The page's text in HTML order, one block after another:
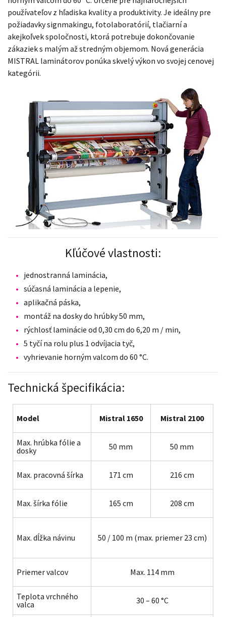
používateľov z hľadiska kvality a produktivity. Je ideálny pre
požiadavky signmakingu, fotolaboratórií, tlačiarní a
akejkoľvek spoločnosti, ktorá potrebuje dokončovanie
zákaziek s malým až stredným objemom. Nová generácia
MISTRAL laminátorov ponúka skvelý výkon vo svojej cenovej
kategórii.
Kľúčové vlastnosti:
jednostranná laminácia,
súčasná laminácia a lepenie,
aplikačná páska,
montáž na dosky do hrúbky 50 mm,
rýchlosť laminácie od 0,30 cm do 6,20 m / min,
5 tyčí na rolu plus 1 odvíjacia tyč,
vyhrievanie horným valcom do 60 °C.
Technická špecifikácia:
Model Mistral 1650 Mistral 2100
Max. hrúbka fólie a
dosky
50 mm 50 mm
Max. pracovná šírka 171 cm 216 cm
Max. šírka fólie 165 cm 208 cm
Max. dĺžka návinu 50 / 100 m (max. priemer 23 cm)
Priemer valcov Max. 114 mm
Teplota vrchného
valca
30 – 60 °C